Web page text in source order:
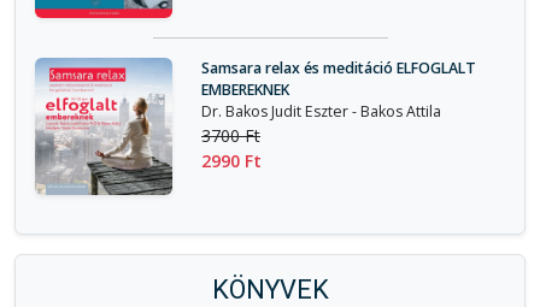
Samsara relax és meditáció ELFOGLALT
EMBEREKNEK
Dr. Bakos Judit Eszter - Bakos Attila
3700 Ft
2990 Ft
KÖNYVEK